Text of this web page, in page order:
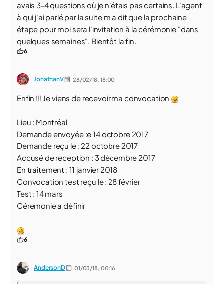
avais 3-4 questions où je n'étais pas certains. L'agent
à qui j'ai parlé par la suite m'a dit que la prochaine
étape pour moi sera l'invitation à la cérémonie "dans
quelques semaines". Bientôt la fin.
6
JonathanV 28/02/18, 18:00
Enfin !!! Je viens de recevoir ma convocation
Lieu : Montréal
Demande envoyée :e 14 octobre 2017
Demande reçu le : 22 octobre 2017
Accusé de reception : 3 décembre 2017
En traitement : 11 janvier 2018
Convocation test reçu le : 28 février
Test : 14 mars
Céremonie a définir
6
AndersonD 01/03/18, 00:16